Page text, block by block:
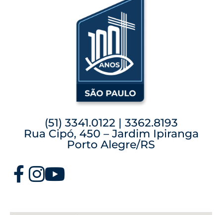
(51) 3341.0122 | 3362.8193
Rua Cipó, 450 – Jardim Ipiranga
Porto Alegre/RS